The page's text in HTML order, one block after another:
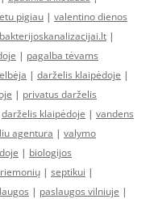
pigiau | valentino dienos
bakterijoskanalizacijai.lt |
| pagalba tėvams
| darželis klaipėdoje |
| privatus darželis
darželis klaipėdoje | vandens
agentura | valymo
| biologijos
| septikui |
| paslaugos vilniuje |